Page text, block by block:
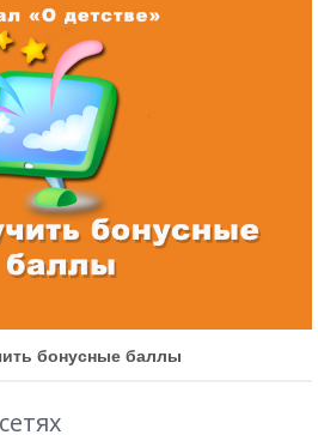
бонусные баллы